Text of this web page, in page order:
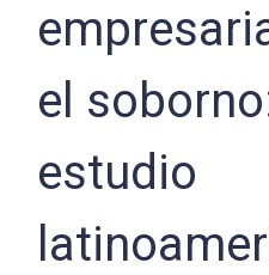
el
estudio